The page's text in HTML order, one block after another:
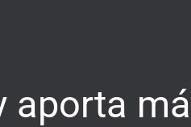
aporta